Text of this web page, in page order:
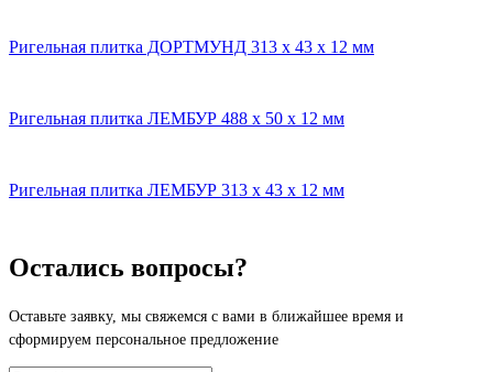
Ригельная плитка ДОРТМУНД 313 x 43 x 12 мм
Ригельная плитка ЛЕМБУР 488 x 50 x 12 мм
Ригельная плитка ЛЕМБУР 313 x 43 x 12 мм
Остались вопросы?
Оставьте заявку, мы свяжемся с вами в ближайшее время и
сформируем персональное предложение